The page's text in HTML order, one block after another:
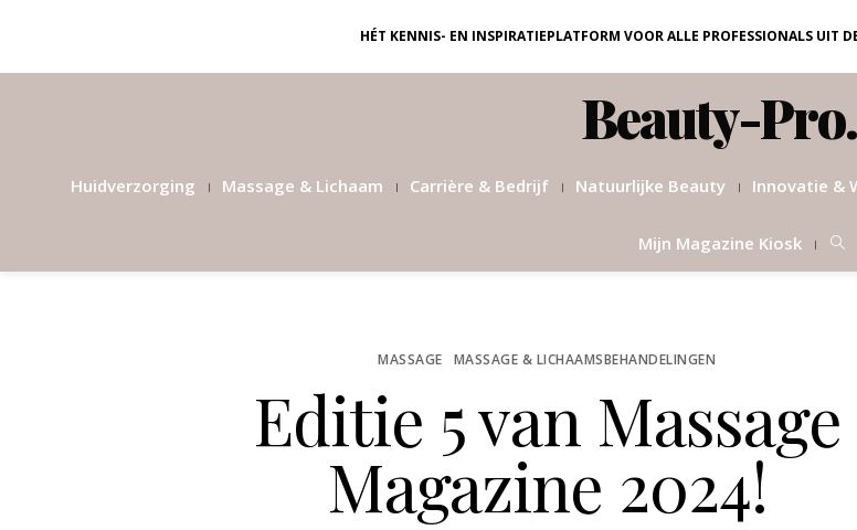
HÉT KENNIS- EN INSPIRATIEPLATFORM VOOR ALLE PROFESSIONALS UIT
Beauty-
Huidverzorging Massage & Lichaam Carrière & Bedrijf Natuurlijke Beauty Innovatie &
Mijn Magazine Kiosk
MASSAGE MASSAGE & LICHAAMSBEHANDELINGEN
Editie 5 van Massage
Magazine 2024!